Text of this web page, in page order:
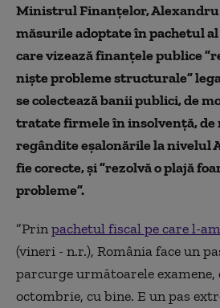
Ministrul Finanţelor, Alexandru
măsurile adoptate în pachetul
care vizează finanţele publice
nişte probleme structurale”
se colectează banii publici, de
tratate firmele în insolvenţă, de
regândite eşalonările la nivelul
fie corecte, şi ”rezolvă o plajă
probleme”.
”Prinpachetul fiscal pe care l-
(vineri - n.r.), România face un
parcurge următoarele
octombrie, cu bine. E un pas